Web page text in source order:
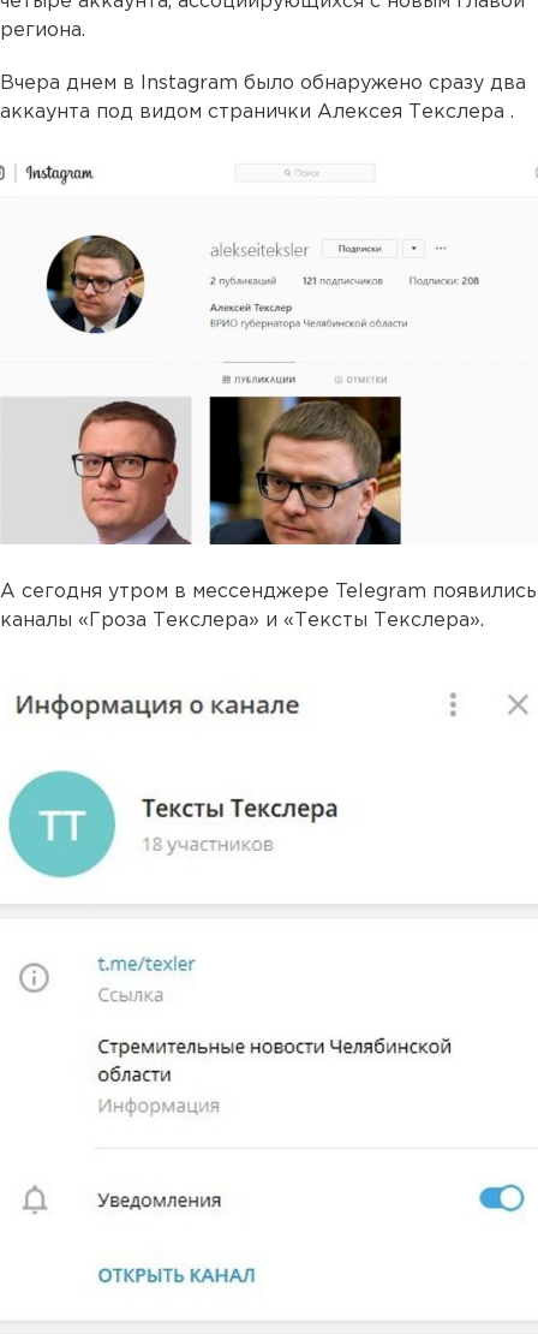
региона.
Вчера днем в Instagram было обнаружено сразу два
аккаунта под видом странички Алексея Текслера .
А сегодня утром в мессенджере Telegram появились
каналы «Гроза Текслера» и «Тексты Текслера».